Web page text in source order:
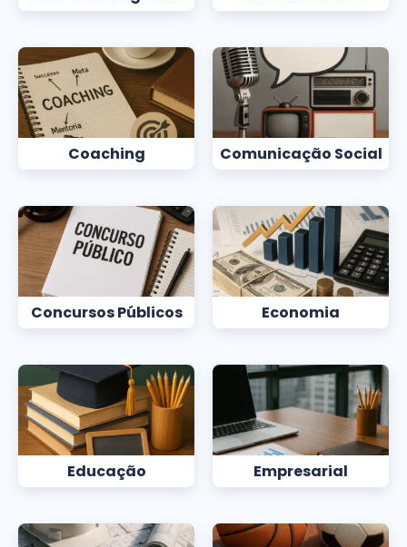
Coaching Comunicação Social
Concursos Públicos Economia
Educação Empresarial